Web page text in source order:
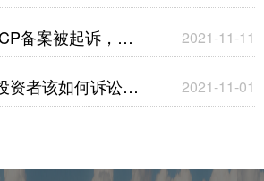
代位权诉讼
备案被起诉，代
成功案例
2021-11-11
资者该如何诉讼维
2021-11-01